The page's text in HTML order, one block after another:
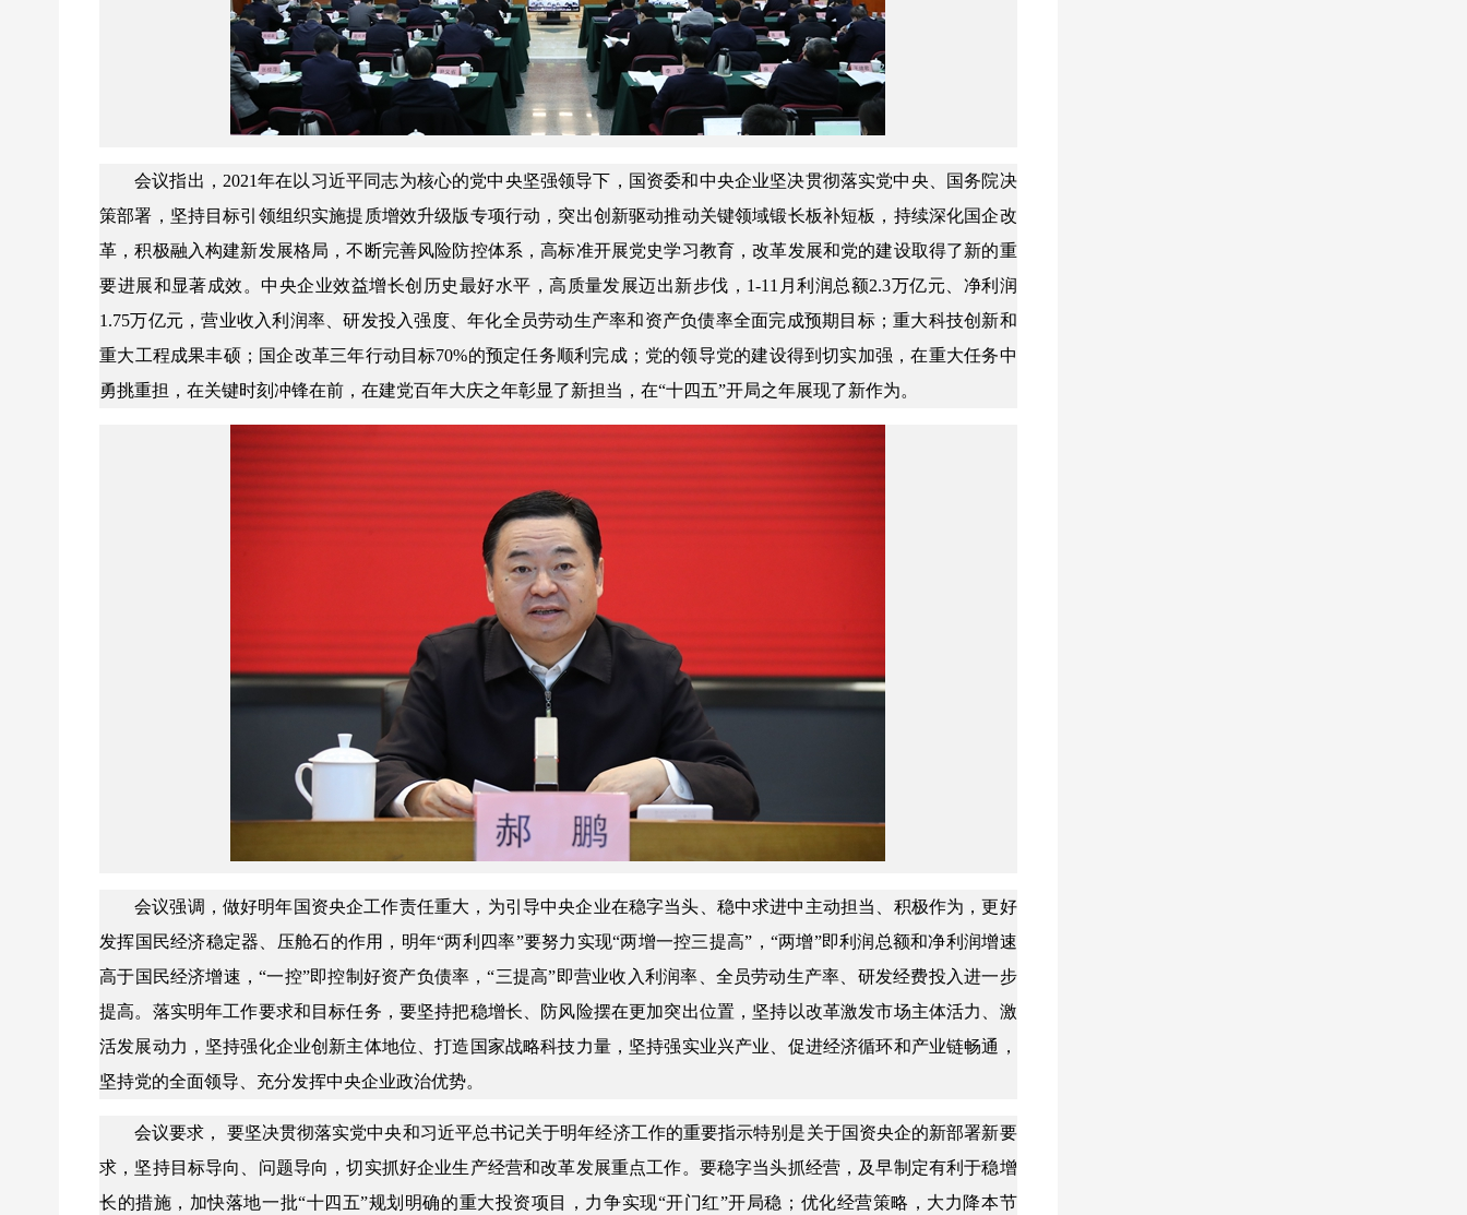
会议指出，2021年在以习近平同志为核心的党中央坚强领导下，国资委和中央企业坚决贯彻落实党中央、国务院决
策部署，坚持目标引领组织实施提质增效升级版专项行动，突出创新驱动推动关键领域锻长板补短板，持续深化国企改
革，积极融入构建新发展格局，不断完善风险防控体系，高标准开展党史学习教育，改革发展和党的建设取得了新的重
要进展和显著成效。中央企业效益增长创历史最好水平，高质量发展迈出新步伐，1-11月利润总额2.3万亿元、净利润
1.75万亿元，营业收入利润率、研发投入强度、年化全员劳动生产率和资产负债率全面完成预期目标；重大科技创新和
重大工程成果丰硕；国企改革三年行动目标70%的预定任务顺利完成；党的领导党的建设得到切实加强，在重大任务中
勇挑重担，在关键时刻冲锋在前，在建党百年大庆之年彰显了新担当，在“十四五”开局之年展现了新作为。
会议强调，做好明年国资央企工作责任重大，为引导中央企业在稳字当头、稳中求进中主动担当、积极作为，更好
发挥国民经济稳定器、压舱石的作用，明年“两利四率”要努力实现“两增一控三提高”，“两增”即利润总额和净利润增速
高于国民经济增速，“一控”即控制好资产负债率，“三提高”即营业收入利润率、全员劳动生产率、研发经费投入进一步
提高。落实明年工作要求和目标任务，要坚持把稳增长、防风险摆在更加突出位置，坚持以改革激发市场主体活力、激
活发展动力，坚持强化企业创新主体地位、打造国家战略科技力量，坚持强实业兴产业、促进经济循环和产业链畅通，
坚持党的全面领导、充分发挥中央企业政治优势。
会议要求， 要坚决贯彻落实党中央和习近平总书记关于明年经济工作的重要指示特别是关于国资央企的新部署新要
求，坚持目标导向、问题导向，切实抓好企业生产经营和改革发展重点工作。要稳字当头抓经营，及早制定有利于稳增
长的措施，加快落地一批“十四五”规划明确的重大投资项目，力争实现“开门红”开局稳；优化经营策略，大力降本节